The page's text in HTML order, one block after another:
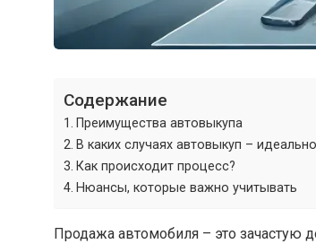
Содержание
Преимущества автовыкупа
В каких случаях автовыкуп –
Как происходит процесс?
Нюансы, которые важно учитывать
Продажа автомобиля – это зачастую